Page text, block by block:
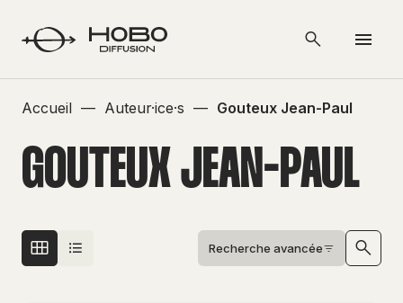
Accueil — Auteur·ice·s — Gouteux Jean-Paul
GOUTEUX JEAN-PAUL
Recherche avancée